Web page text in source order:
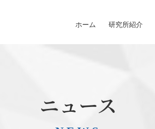
ホーム 研究所紹介
ニュース